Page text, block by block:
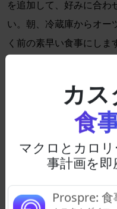
を追加して、好みに合わ
い。朝、冷蔵庫からオー
く前の素早い食事にしま
食事準備食品で少し多
は、スターフライを試
姜、ニンニク、蜂蜜を
を冷蔵庫に保存します
します。週の間に、好
鍋でソースと混ぜて、新
カ
食
マクロとカロ
事計画を即
Prospre: